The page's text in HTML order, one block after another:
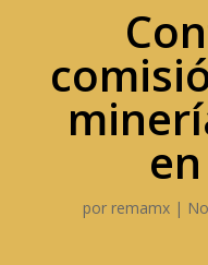
por remamx |